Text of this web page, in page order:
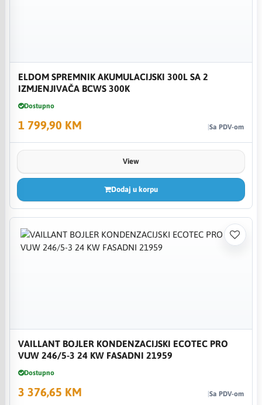
ELDOM SPREMNIK AKUMULACIJSKI 300L SA 2
IZMJENJIVAČA BCWS 300K
Dostupno
1 799,90 KM Sa PDV-om
View
Dodaj u korpu
VAILLANT BOJLER KONDENZACIJSKI ECOTEC PRO
VUW 246/5-3 24 KW FASADNI 21959
Dostupno
3 376,65 KM Sa PDV-om